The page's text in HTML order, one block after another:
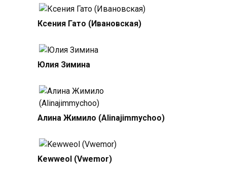
Ксения Гато (Ивановская)
Юлия Зимина
Алина Жимило (Alinajimmychoo)
Kewweol (Vwemor)